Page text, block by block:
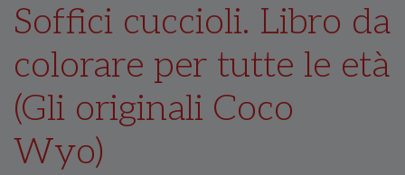
Soffici cuccioli. Libro da
colorare per tutte le età
(Gli originali Coco
Wyo)